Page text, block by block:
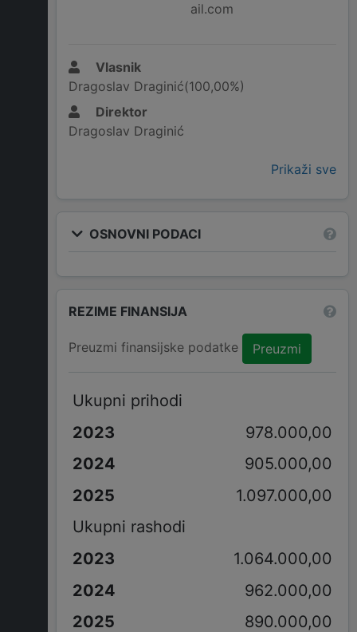
ail.com
Vlasnik
Dragoslav Draginić(100,00%)
Direktor
Dragoslav Draginić
Prikaži sve
OSNOVNI PODACI
REZIME FINANSIJA
Preuzmi finansijske podatke Preuzmi
Ukupni prihodi
978.000,00
905.000,00
1.097.000,00
Ukupni rashodi
1.064.000,00
962.000,00
890.000,00